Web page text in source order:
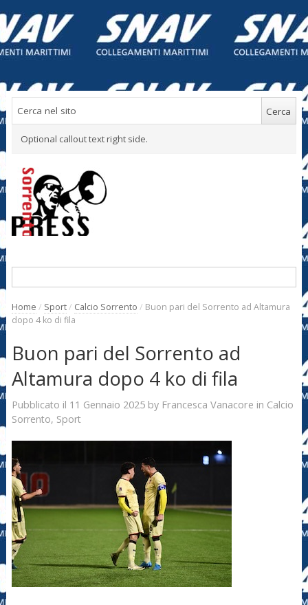
Optional callout text right side.
Home / Sport/ Calcio Sorrento / Buon pari del Sorrento ad Altamura
dopo 4 ko di fila
Buon pari del Sorrento ad
Altamura dopo 4 ko di fila
Pubblicato il 11 Gennaio 2025by Francesca Vanacore in Calcio
Sorrento, Sport